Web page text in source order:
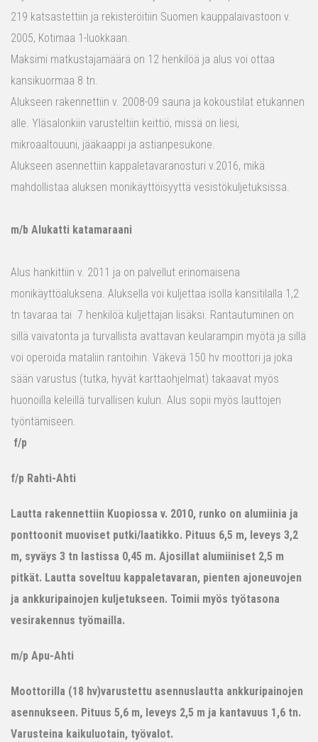
219 katsastettiin ja rekisteröitiin Suomen kauppalaivastoon v.
2005, Kotimaa 1-luokkaan.
Maksimi matkustajamäärä on 12 henkilöä ja alus voi ottaa
kansikuormaa 8 tn.
Alukseen rakennettiin v. 2008-09 sauna ja kokoustilat etukannen
alle. Yläsalonkiin varusteltiin keittiö, missä on liesi,
mikroaaltouuni, jääkaappi ja astianpesukone.
Alukseen asennettiin kappaletavaranosturi v.2016, mikä
mahdollistaa aluksen monikäyttöisyyttä vesistökuljetuksissa.
m/b Alukatti katamaraani
Alus hankittiin v. 2011 ja on palvellut erinomaisena
monikäyttöaluksena. Aluksella voi kuljettaa isolla kansitilalla 1,2
tn tavaraa tai 7 henkilöä kuljettajan lisäksi. Rantautuminen on
sillä vaivatonta ja turvallista avattavan keularampin myötä ja sillä
voi operoida mataliin rantoihin. Väkevä 150 hv moottori ja joka
sään varustus (tutka, hyvät karttaohjelmat) takaavat myös
huonoilla keleillä turvallisen kulun. Alus sopii myös lauttojen
työntämiseen.
f/p
f/p Rahti-Ahti
Lautta rakennettiin Kuopiossa v. 2010, runko on alumiinia ja
ponttoonit muoviset putki/laatikko. Pituus 6,5 m, leveys 3,2
m, syväys 3 tn lastissa 0,45 m. Ajosillat alumiiniset 2,5 m
pitkät. Lautta soveltuu kappaletavaran, pienten ajoneuvojen
ja ankkuripainojen kuljetukseen. Toimii myös työtasona
vesirakennus työmailla.
m/p Apu-Ahti
Moottorilla (18 hv)varustettu asennuslautta ankkuripainojen
asennukseen. Pituus 5,6 m, leveys 2,5 m ja kantavuus 1,6 tn.
Varusteina kaikuluotain, työvalot.